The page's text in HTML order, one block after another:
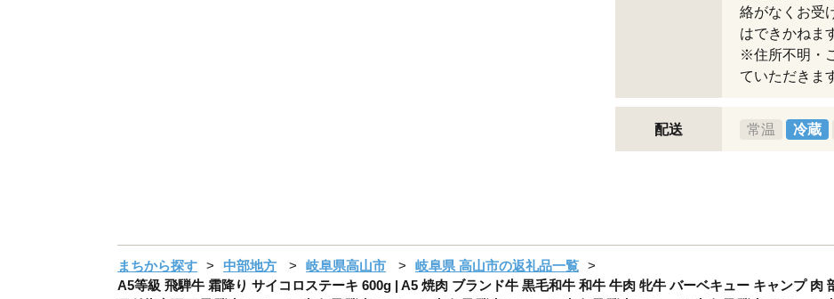
絡がなくお受
はできかねま
※住所不明・
ていただきま
配送 常温 冷蔵
まちから探す 中部地方 岐阜県高山市
岐阜県 高山市の返礼品一覧
A5等級 飛騨牛 霜降り サイコロステーキ 600g | A5 焼肉 ブランド牛 黒毛和牛 和牛 牛肉 牝牛 バーベキュー キャンプ 肉